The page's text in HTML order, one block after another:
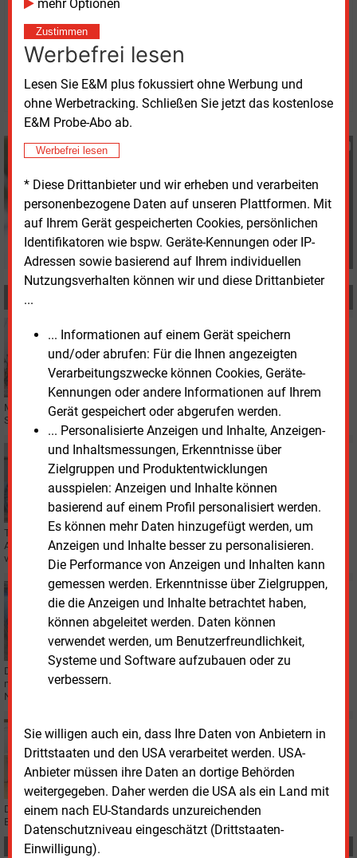
mehr Optionen
Zustimmen
Werbefrei lesen
Lesen Sie E&M plus fokussiert ohne Werbung und
ohne Werbetracking. Schließen Sie jetzt das kostenlose
E&M Probe-Abo ab.
Werbefrei lesen
* Diese Drittanbieter und wir erheben und verarbeiten
personenbezogene Daten auf unseren Plattformen. Mit
auf Ihrem Gerät gespeicherten Cookies, persönlichen
Identifikatoren wie bspw. Geräte-Kennungen oder IP-
Adressen sowie basierend auf Ihrem individuellen
Nutzungsverhalten können wir und diese Drittanbieter
...
... Informationen auf einem Gerät speichern
und/oder abrufen: Für die Ihnen angezeigten
Verarbeitungszwecke können Cookies, Geräte-
Kennungen oder andere Informationen auf Ihrem
Gerät gespeichert oder abgerufen werden.
... Personalisierte Anzeigen und Inhalte, Anzeigen-
und Inhaltsmessungen, Erkenntnisse über
Zielgruppen und Produktentwicklungen
ausspielen: Anzeigen und Inhalte können
basierend auf einem Profil personalisiert werden.
Es können mehr Daten hinzugefügt werden, um
Anzeigen und Inhalte besser zu personalisieren.
Die Performance von Anzeigen und Inhalten kann
gemessen werden. Erkenntnisse über Zielgruppen,
die die Anzeigen und Inhalte betrachtet haben,
können abgeleitet werden. Daten können
verwendet werden, um Benutzerfreundlichkeit,
Systeme und Software aufzubauen oder zu
verbessern.
Sie willigen auch ein, dass Ihre Daten von Anbietern in
Drittstaaten und den USA verarbeitet werden. USA-
Anbieter müssen ihre Daten an dortige Behörden
weitergegeben. Daher werden die USA als ein Land mit
einem nach EU-Standards unzureichenden
Datenschutzniveau eingeschätzt (Drittstaaten-
Einwilligung).
Freitag, 29.12.2023, 14:36 Uhr
G�nter Drewnitzky
© 2026 Energie & Management GmbH
G.Drewnitzky@energie-
und-management.de
Donnerstag, 13.06.2024, 10:47
Söder: Stromtrassen künftig mehr überirdisch
Ministerpräsident Markus Söder (CSU) leitet beim Bau neuer großer
Stromtrassen einen Kurswechsel ein.
Montag, 29.04.2024, 16:16
STROMNETZ
Grünes Licht für Südostlink-Baustart in Bayern
Tennet hat den Planfeststellungsbeschlusses für den ersten bayerischen
Abschnitt des Südostlink erhalten. Der Übertragungsnetzbetreiber spricht
von einem Meilenstein.
Montag, 26.02.2024, 16:14
STROMNETZ
Nordostlink wird jetzt konkreter
Die Übertragungsnetzbetreiber Tennet und 50 Hertz haben den ersten
möglichen Trassenvorschlag für die Erdkabel-Gleichstromverbindung
Nordostlink veröffentlicht.
Mittwoch, 21.02.2024, 16:01
STROMNETZ
laufen
Der Übertragungsnetzbetreiber Tennet hat den Bau des Konverters in
Brunsbüttel für die Stromtrasse Südlink gestartet.
Teilen: